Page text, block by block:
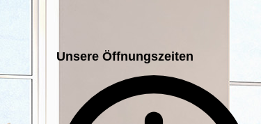
Unsere Öffnungszeiten